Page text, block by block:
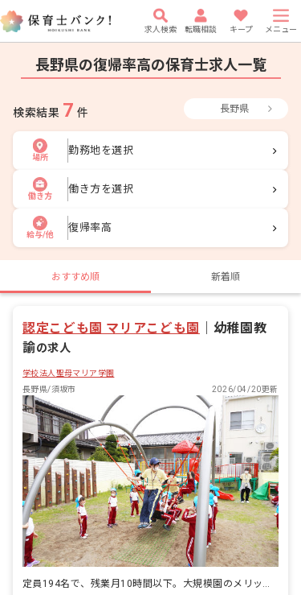
求人検索 転職相談 キープ メニュー
長野県の復帰率高の保育士求人一覧
検索結果 7 件 長野県
場所
勤務地を選択
働き方
働き方を選択
給与/他
復帰率高
おすすめ順 新着順
認定こども園 マリアこども園
幼稚園教
諭の求人
学校法人聖母マリア学園
長野県/須坂市
2026/04/20更新
定員194名で、残業月10時間以下。大規模園のメリットと、小さな園の落ち着きが両立している